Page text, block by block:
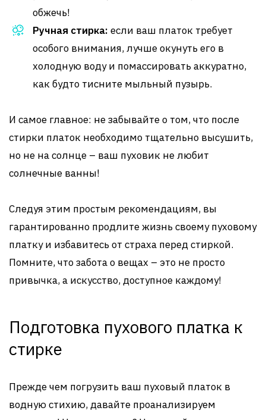
обжечь!
Ручная стирка: если ваш платок требует
особого внимания, лучше окунуть его в
холодную воду и помассировать аккуратно,
как будто тисните мыльный пузырь.
И самое главное: не забывайте о том, что после
стирки платок необходимо тщательно высушить,
но не на солнце – ваш пуховик не любит
солнечные ванны!
Следуя этим простым рекомендациям, вы
гарантированно продлите жизнь своему пуховому
платку и избавитесь от страха перед стиркой.
Помните, что забота о вещах – это не просто
привычка, а искусство, доступное каждому!
Подготовка пухового платка к
стирке
Прежде чем погрузить ваш пуховый платок в
водную стихию, давайте проанализируем